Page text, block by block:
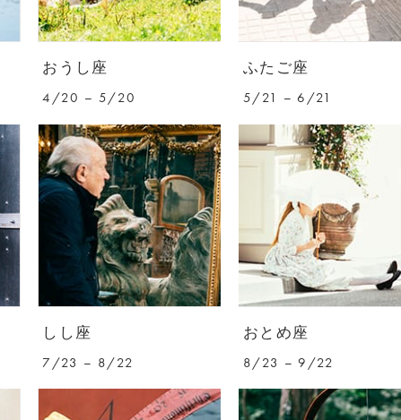
おうし座
4/20 – 5/20
ふたご座
5/21 – 6/21
しし座
7/23 – 8/22
おとめ座
8/23 – 9/22